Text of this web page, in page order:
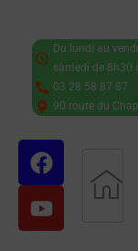
Du lundi au
samedi de 8h30
03 28 58 87 87
90 route du